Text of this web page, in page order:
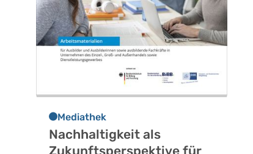
Mediathek
Nachhaltigkeit als
Zukunftsperspektive für